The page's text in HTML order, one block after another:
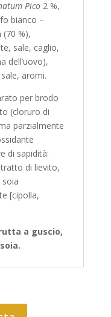
Pico2 %,
bianco –
(70 %),
sale, caglio,
dell’uovo),
aromi.
per brodo
(cloruro di
parzialmente
di sapidità:
di lievito,
[cipolla,
a guscio,